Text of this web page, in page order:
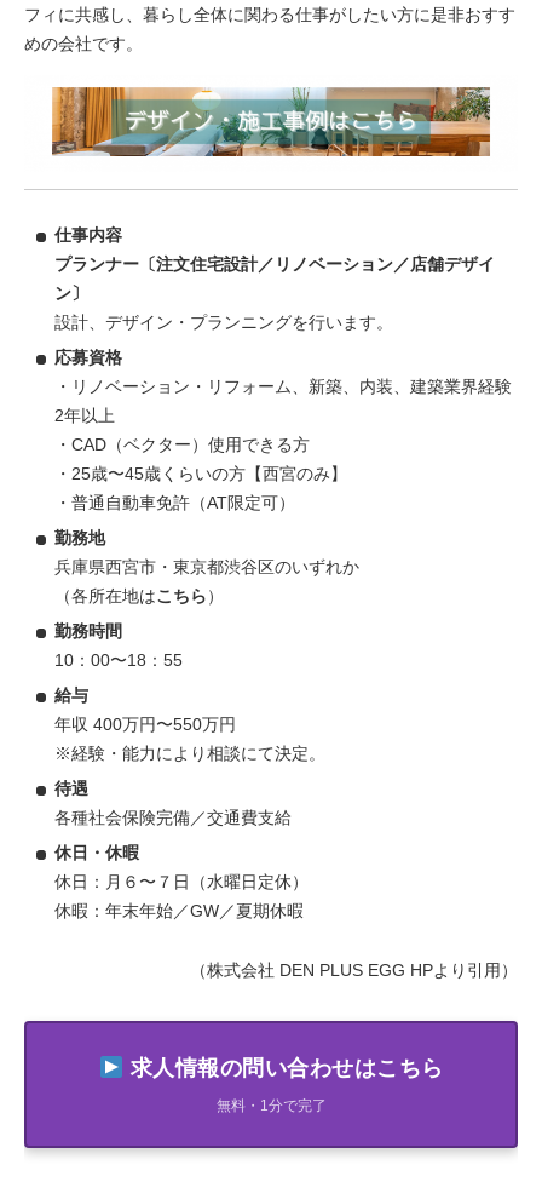
フィに共感し、暮らし全体に関わる仕事がしたい方に是非おすす
めの会社です。
仕事内容
プランナー〔注文住宅設計／リノベーション／店舗デザイ
ン〕
設計、デザイン・プランニングを行います。
応募資格
・リノベーション・リフォーム、新築、内装、建築業界経験
2年以上
・CAD（ベクター）使用できる方
・25歳〜45歳くらいの方【西宮のみ】
・普通自動車免許（AT限定可）
勤務地
兵庫県西宮市・東京都渋谷区のいずれか
（各所在地はこちら）
勤務時間
10：00〜18：55
給与
年収 400万円〜550万円
※経験・能力により相談にて決定。
待遇
各種社会保険完備／交通費支給
休日・休暇
休日：月６〜７日（水曜日定休）
休暇：年末年始／GW／夏期休暇
（株式会社 DEN PLUS EGG HPより引用）
求人情報の問い合わせはこちら
無料・1分で完了